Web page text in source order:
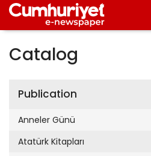
Catalog
Publication
Anneler Günü
Atatürk Kitapları